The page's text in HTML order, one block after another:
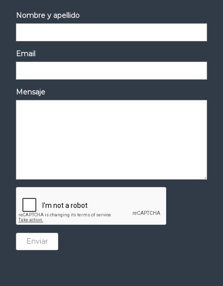
Nombre y apellido
Email
Mensaje
Enviar